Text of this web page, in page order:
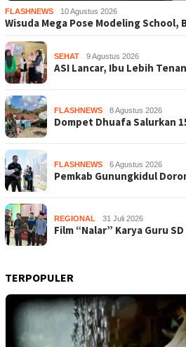
FLASHNEWS 10 Agustus 2026
Wisuda Mega Pose Modeling School,
SEHAT 9 Agustus 2026
ASI Lancar, Ibu Lebih
FLASHNEWS 8 Agustus 2026
Dompet Dhuafa Salurkan
FLASHNEWS 6 Agustus 2026
Pemkab Gunungkidul
REGIONAL 31 Juli 2026
Film “Nalar” Karya Guru
TERPOPULER